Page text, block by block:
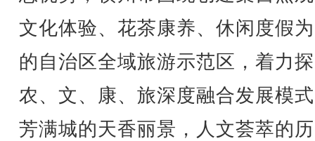
文化体验、花茶康养、休闲度假
的自治区全域旅游示范区，着力
农、文、康、旅深度融合发展模
芳满城的天香丽景，人文荟萃的